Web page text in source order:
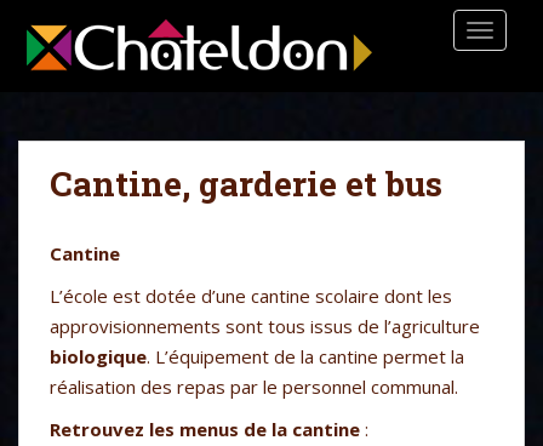
Cantine, garderie et bus
Cantine
L’école est dotée d’une cantine scolaire dont les
approvisionnements sont tous issus de l’agriculture
biologique. L’équipement de la cantine permet la
réalisation des repas par le personnel communal.
Retrouvez les menus de la cantine :